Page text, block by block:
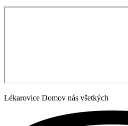
Lékarovice Domov nás všetkých